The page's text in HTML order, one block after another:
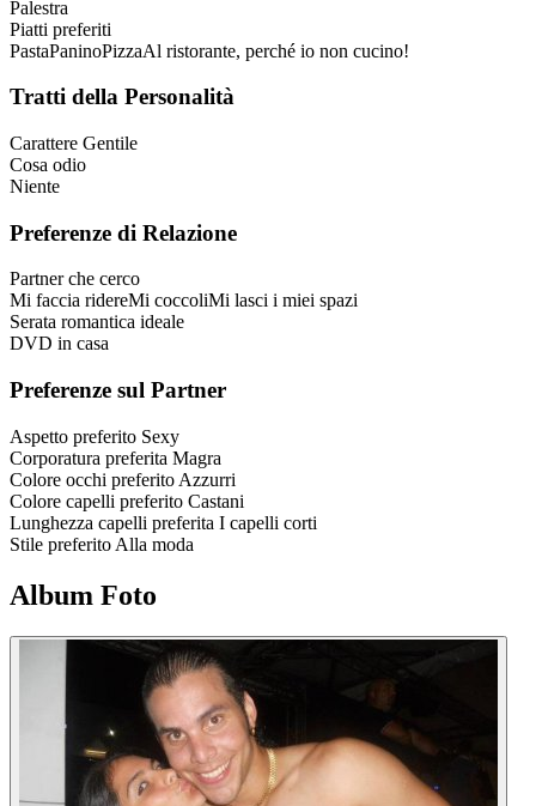
Palestra
Piatti preferiti
PastaPaninoPizzaAl ristorante, perché io non cucino!
Tratti della Personalità
Carattere Gentile
Cosa odio
Niente
Preferenze di Relazione
Partner che cerco
Mi faccia ridereMi coccoliMi lasci i miei spazi
Serata romantica ideale
DVD in casa
Preferenze sul Partner
Aspetto preferito Sexy
Corporatura preferita Magra
Colore occhi preferito Azzurri
Colore capelli preferito Castani
Lunghezza capelli preferita I capelli corti
Stile preferito Alla moda
Album Foto